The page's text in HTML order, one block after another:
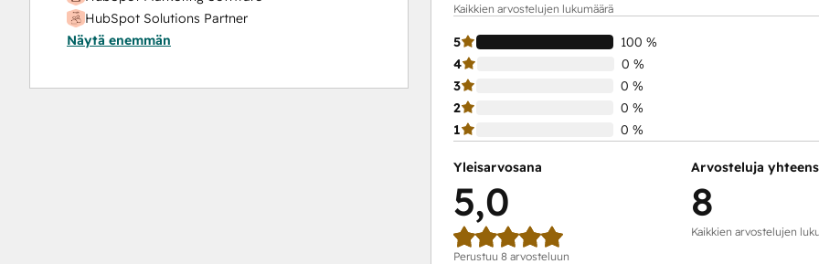
HubSpot Solutions Partner
Inbound
Inbound Marketing
Näytä enemmän
Kaikkien arvostelujen lukumäärä
5
100 %
4
0 %
3
0 %
2
0 %
1
0 %
Yleisarvosana
5,0
Perustuu 8 arvosteluun
Arvosteluja
8
Kaikkien arvostelujen